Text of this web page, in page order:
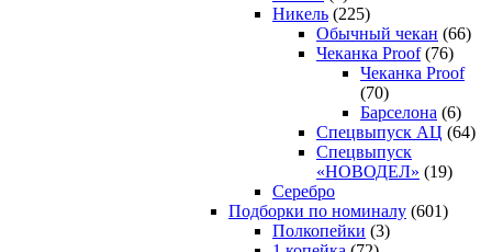
Никель (225)
Обычный чекан (66)
Чеканка Proof(76)
Чеканка Proof
(70)
Барселона (6)
Спецвыпуск АЦ (64)
Спецвыпуск
«НОВОДЕЛ» (19)
Серебро
Подборки по номиналу (601)
Полкопейки (3)